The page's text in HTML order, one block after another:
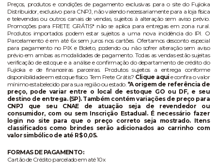
Preços, produtos e condições de pagamento exclusivas para o site do Fujioka
Distribuidor, exclusivo para CNPJ, não valendo necessariamente para a loja física
e televendas ou outros canais de vendas, sujeitos à alteração sem aviso prévio.
Promoções para FRETE GRÁTIS* não se aplica para entregas em zona rural.
Produtos importados podem estar sujeitos a uma nova incidência do IPI. O
Parcelamento é em até 6x sem juros nos cartões. Ofertamos desconto especial
para pagamento no PIX e Boleto, podendo ou não sofrer alteração sem aviso
prévio em ambas as modalidades de pagamento. Todas as vendas estão sujeitas
verificação de estoque e a análise e confirmação do departamento de crédito do
Fujioka e de financeiras parceiras. Produtos sujeitos a entrega conforme
disponibilidade em estoque físico. Tem Frete Grátis? Clique aqui e confira o valor
mínimo estabelecido para sua região ou estado. *A origem de referência de
preço, pode variar entre o local de estoque GO ou DF, e seu
destino de entrega. (SP). Também contém variações de preço para
CNPJ que seu CNAE de atuação seja de revendedor ou
consumidor, com ou sem Inscrição Estadual. É necessário fazer
login no site para que o preço correto seja mostrado. Itens
classificados como brindes serão adicionados ao carrinho com
valor simbólico de até R$ 0,05.
FORMAS DE PAGAMENTO:
Cartão de Crédito parcelado em até 10x